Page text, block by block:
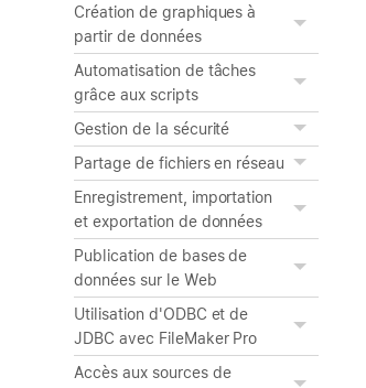
Création de graphiques à
partir de données
Automatisation de tâches
grâce aux scripts
Gestion de la sécurité
Partage de fichiers en réseau
Enregistrement, importation
et exportation de données
Publication de bases de
données sur le Web
Utilisation d'ODBC et de
JDBC avec FileMaker Pro
Accès aux sources de